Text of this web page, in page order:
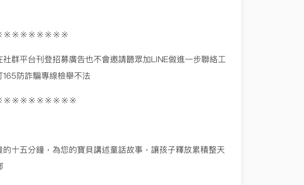
群平台刊登招募廣告也不會邀請聽眾加LINE做進一步聯絡工
防詐騙專線檢舉不法
十五分鐘，為您的寶貝講述童話故事，讓孩子釋放累積整天